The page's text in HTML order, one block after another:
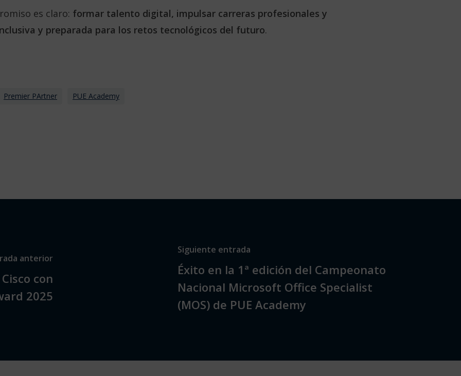
es claro: formar talento digital, impulsar carreras profesionales y
y preparada para los retos tecnológicos del futuro.
Premier PArtner PUE Academy
anterior
con
2025
Siguiente entrada
Éxito en la 1ª edición del Campeonato
Nacional Microsoft Office Specialist
(MOS) de PUE Academy